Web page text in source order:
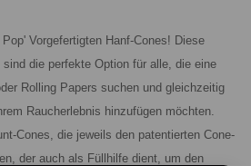
Vorgefertigten Hanf-Cones! Diese
die perfekte Option für alle, die eine
Rolling Papers suchen und gleichzeitig
Raucherlebnis hinzufügen möchten.
Cones, die jeweils den patentierten Cone-
der auch als Füllhilfe dient, um den